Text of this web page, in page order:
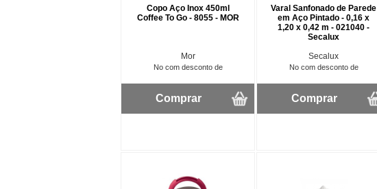
Copo Aço Inox 450ml
Coffee To Go - 8055 - MOR
Mor
No com desconto de
Comprar
Varal Sanfonado de Parede
em Aço Pintado - 0,16 x
1,20 x 0,42 m - 021040 -
Secalux
Secalux
No com desconto de
Comprar